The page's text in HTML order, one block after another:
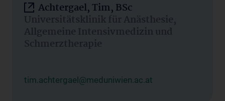
Achtergael, Tim, BSc
Universitätsklinik für Anästhesie,
Allgemeine Intensivmedizin und
Schmerztherapie
tim.achtergael@meduniwien.ac.at